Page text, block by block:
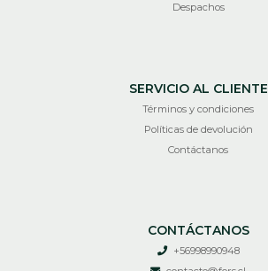
Despachos
SERVICIO AL CLIENTE
Términos y condiciones
Políticas de devolución
Contáctanos
CONTÁCTANOS
+56998990948